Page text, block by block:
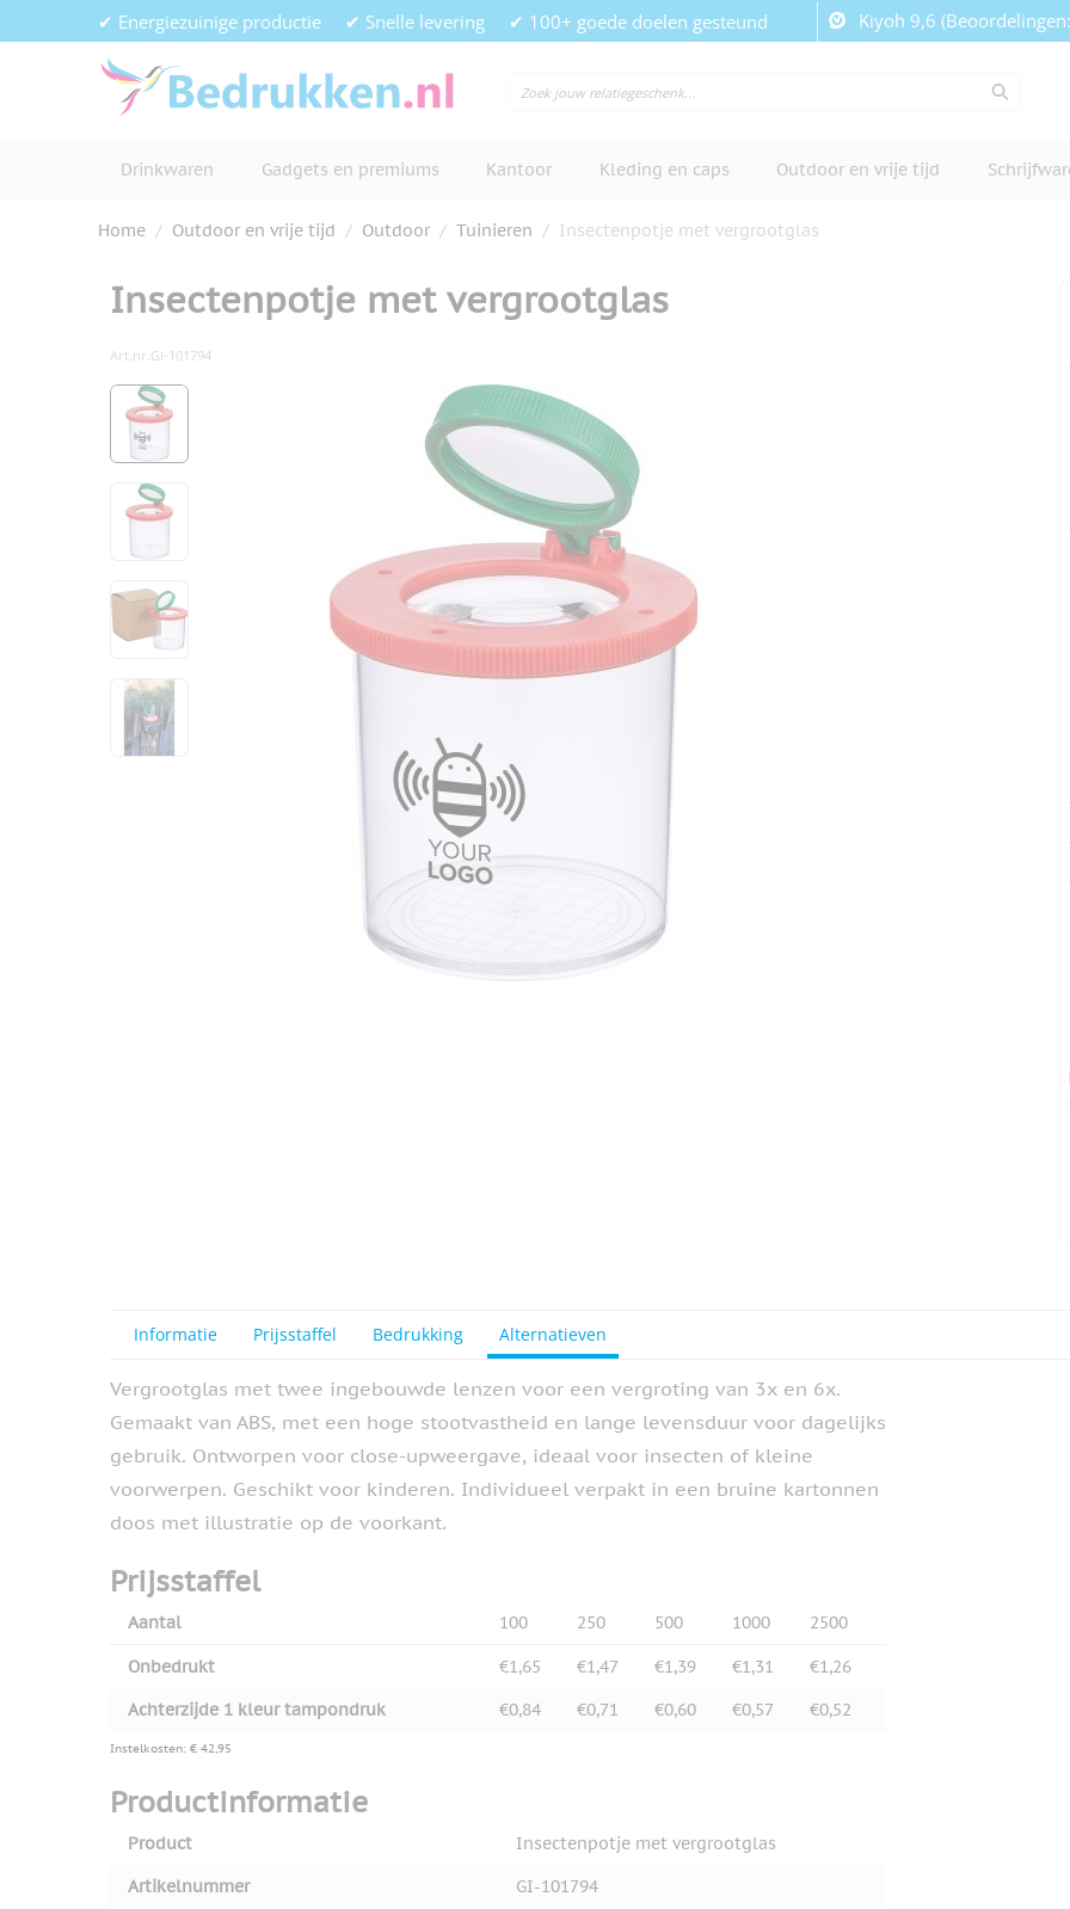
Ga naar de inhoud✔ Energiezuinige productie ✔ Snelle levering ✔ 100+ goede doelen gesteund Kiyoh 9,6
Drinkwaren Gadgets en premiums Kantoor Kleding en caps Outdoor en vrije tijd
Home / Outdoor en vrije tijd / Outdoor / Tuinieren / Insectenpotje met vergrootglas
Insectenpotje met vergrootglas
Art.nr.GI-101794
Klik om afbeelding op volledig scherm te bekijken
View larger image
View larger image
View larger image
View larger image
Informatie Prijsstaffel Bedrukking Alternatieven
Vergrootglas met twee ingebouwde lenzen voor een vergroting van 3x en 6x.
Gemaakt van ABS, met een hoge stootvastheid en lange levensduur voor dagelijks
gebruik. Ontworpen voor close-upweergave, ideaal voor insecten of kleine
voorwerpen. Geschikt voor kinderen. Individueel verpakt in een bruine kartonnen
doos met illustratie op de voorkant.
Prijsstaffel
Aantal 100 250 500 1000 2500
Onbedrukt €1,65 €1,47 €1,39 €1,31
€1,26
Achterzijde 1 kleur tampondruk
€0,84 €0,71 €0,60 €0,57 €0,52
Instelkosten: € 42,95
Productinformatie
Product
Insectenpotje met vergrootglas
Artikelnummer
GI-101794